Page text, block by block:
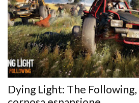
Dying Light: The Following,